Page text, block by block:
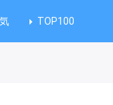
TOP100